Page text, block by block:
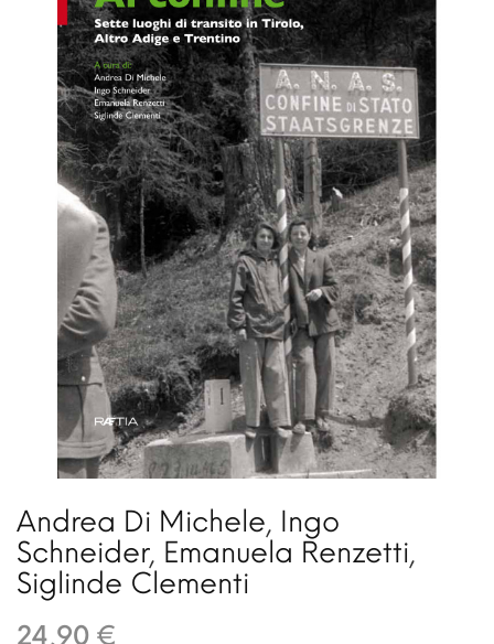
Andrea Di Michele, Ingo
Schneider, Emanuela Renzetti,
Siglinde Clementi
24,90 €